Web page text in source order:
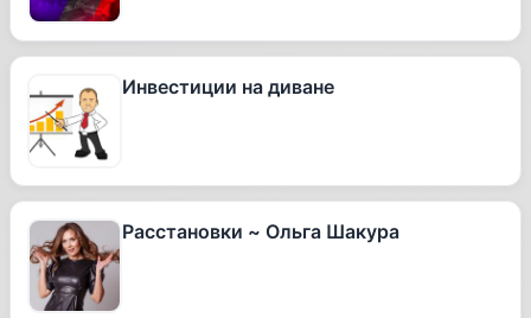
Инвестиции на диване
Расстановки ~ Ольга Шакура